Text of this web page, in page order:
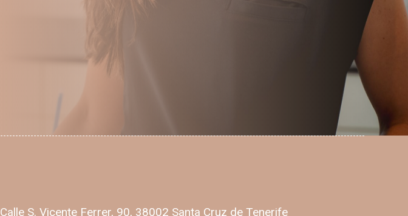
Calle S. Vicente Ferrer, 90, 38002 Santa Cruz de Tenerife